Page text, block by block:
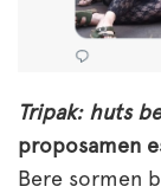
Tripak: huts
proposamen
Bere sormen